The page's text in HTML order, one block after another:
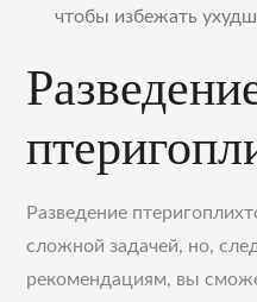
чтобы избежать
Разведение
сложной задачей, но,
рекомендациям, вы